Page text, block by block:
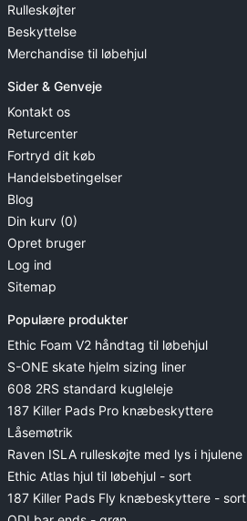
Rulleskøjter
Beskyttelse
Merchandise til løbehjul
Sider & Genveje
Kontakt os
Returcenter
Fortryd dit køb
Handelsbetingelser
Blog
Din kurv (0)
Opret bruger
Log ind
Sitemap
Populære produkter
Ethic Foam V2 håndtag til løbehjul
S-ONE skate hjelm sizing liner
608 2RS standard kugleleje
187 Killer Pads Pro knæbeskyttere
Låsemøtrik
Raven ISLA rulleskøjte med lys i hjulene
Ethic Atlas hjul til løbehjul - sort
187 Killer Pads Fly knæbeskyttere - sort